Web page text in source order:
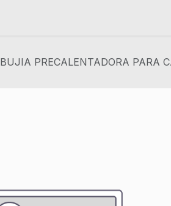
BUJIA PRECALENTADORA PARA